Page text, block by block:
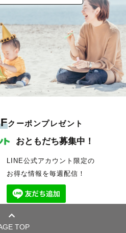
クーポンプレゼント
おともだち募集中！
LINE公式アカウント限定の
お得な情報を毎週配信！
TOP